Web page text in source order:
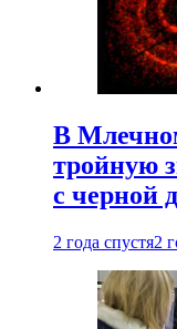
В
тройную
с черной
2 года спустя2